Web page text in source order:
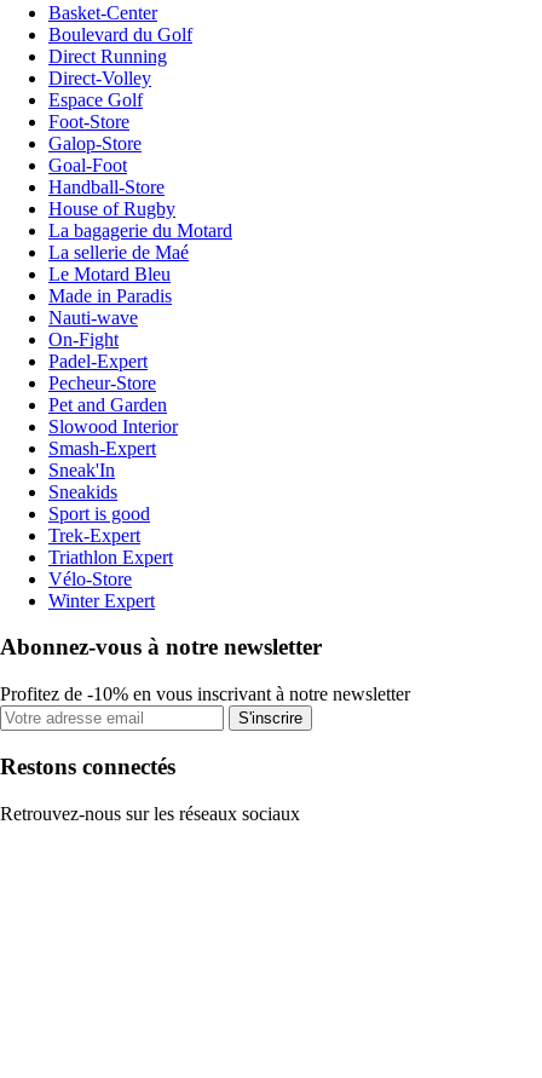
Basket-Center
Boulevard du Golf
Direct Running
Direct-Volley
Espace Golf
Foot-Store
Galop-Store
Goal-Foot
Handball-Store
House of Rugby
La bagagerie du Motard
La sellerie de Maé
Le Motard Bleu
Made in Paradis
Nauti-wave
On-Fight
Padel-Expert
Pecheur-Store
Pet and Garden
Slowood Interior
Smash-Expert
Sneak'In
Sneakids
Sport is good
Trek-Expert
Triathlon Expert
Vélo-Store
Winter Expert
Abonnez-vous à notre newsletter
Profitez de -10% en vous inscrivant à notre newsletter
S'inscrire
Restons connectés
Retrouvez-nous sur les réseaux sociaux